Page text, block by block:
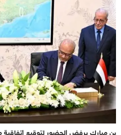
بن مبارك يرفض الحضور لتوقيع اتفاقية